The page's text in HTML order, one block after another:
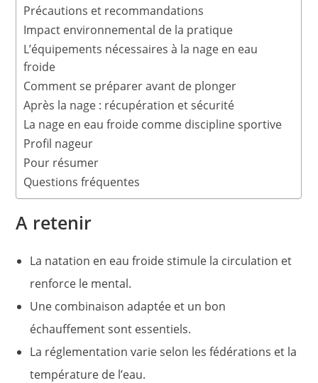
Précautions et recommandations
Impact environnemental de la pratique
L’équipements nécessaires à la nage en eau
froide
Comment se préparer avant de plonger
Après la nage : récupération et sécurité
La nage en eau froide comme discipline sportive
Profil nageur
Pour résumer
Questions fréquentes
A retenir
La natation en eau froide stimule la circulation et
renforce le mental.
Une combinaison adaptée et un bon
échauffement sont essentiels.
La réglementation varie selon les fédérations et la
température de l’eau.